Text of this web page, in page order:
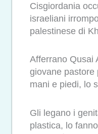
Cisgiordania
israeliani
palestinese di
Afferrano Qusai
giovane pastore
mani e piedi, lo
Gli legano i
plastica, lo